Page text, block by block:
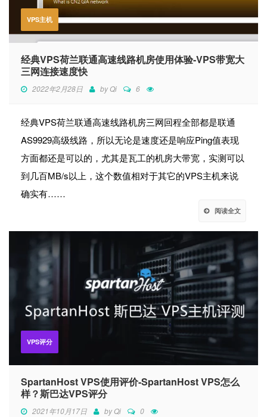
VPS主机
经典VPS荷兰联通高速线路机房使用体验-VPS带宽大
三网连接速度快
2022年2月28日 byQi 6
经典VPS荷兰联通高速线路机房三网回程全部都是联通
AS9929高级线路，所以无论是速度还是响应Ping值表现
方面都还是可以的，尤其是瓦工的机房大带宽，实测可以
到几百MB/s以上，这个数值相对于其它的VPS主机来说
确实有……
阅读全文
VPS评分
SpartanHost VPS使用评价-SpartanHost VPS怎么
样？斯巴达VPS评分
2021年10月17日 byQi 0